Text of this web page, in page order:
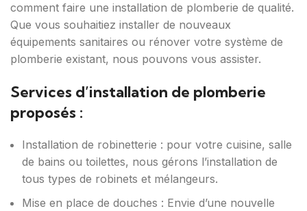
comment faire une installation de plomberie de qualité.
Que vous souhaitiez installer de nouveaux
équipements sanitaires ou rénover votre système de
plomberie existant, nous pouvons vous assister.
Services d’installation de plomberie
proposés :
Installation de robinetterie : pour votre cuisine, salle
de bains ou toilettes, nous gérons l’installation de
tous types de robinets et mélangeurs.
Mise en place de douches : Envie d’une nouvelle